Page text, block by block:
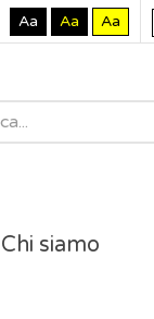
Aa Aa Aa
Chi siamo